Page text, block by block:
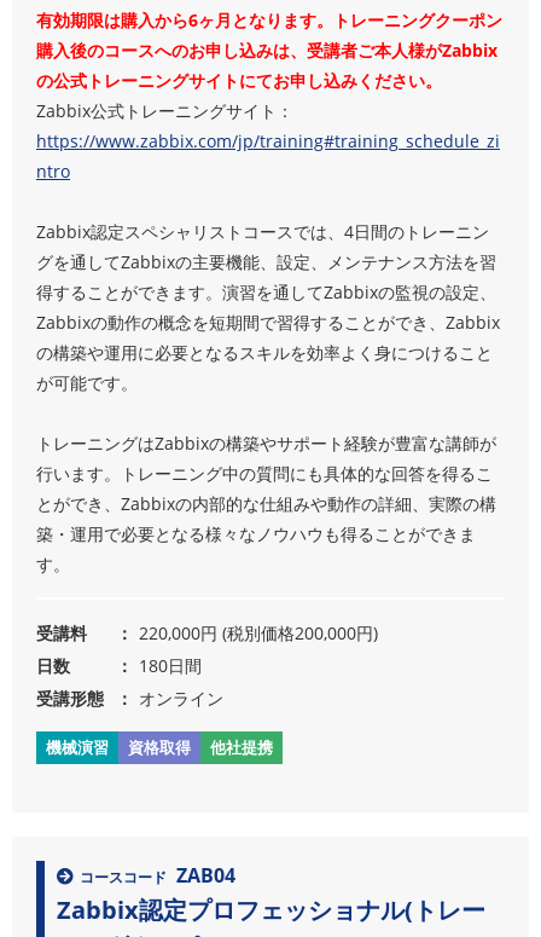
有効期限は購入から6ヶ月となります。トレーニングクーポン
購入後のコースへのお申し込みは、受講者ご本人様がZabbix
の公式トレーニングサイトにてお申し込みください。
Zabbix公式トレーニングサイト：
https://www.zabbix.com/jp/training#training_schedule_zi
ntro
Zabbix認定スペシャリストコースでは、4日間のトレーニン
グを通してZabbixの主要機能、設定、メンテナンス方法を習
得することができます。演習を通してZabbixの監視の設定、
Zabbixの動作の概念を短期間で習得することができ、Zabbix
の構築や運用に必要となるスキルを効率よく身につけること
が可能です。
トレーニングはZabbixの構築やサポート経験が豊富な講師が
行います。トレーニング中の質問にも具体的な回答を得るこ
とができ、Zabbixの内部的な仕組みや動作の詳細、実際の構
築・運用で必要となる様々なノウハウも得ることができま
す。
受講料
220,000円 (税別価格200,000円)
日数
180日間
受講形態
オンライン
機械演習 資格取得 他社提携
コースコード ZAB04
Zabbix認定プロフェッショナル(トレー